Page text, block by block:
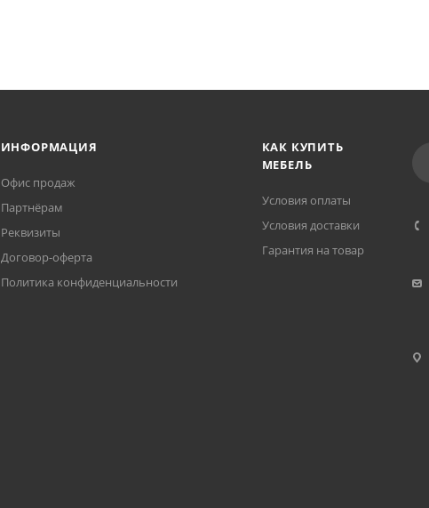
ИНФОРМАЦИЯ
Офис продаж
Партнёрам
Реквизиты
Договор-оферта
Политика конфиденциальности
КАК КУПИТЬ
МЕБЕЛЬ
Условия оплаты
Условия доставки
Гарантия на товар